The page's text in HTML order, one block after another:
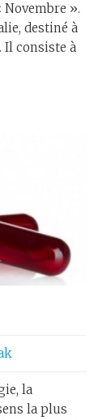
».
destiné à
Il consiste à
la
la plus